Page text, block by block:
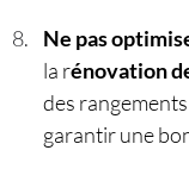
Ne pas
la rénovation
des
garantir une